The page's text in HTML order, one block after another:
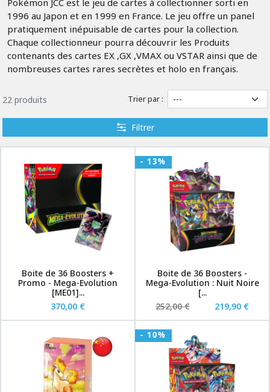
Pokémon JCC est le jeu de cartes à collectionner sorti en
1996 au Japon et en 1999 en France. Le jeu offre un panel
pratiquement inépuisable de cartes pour la collection.
Chaque collectionneur pourra découvrir les Produits
contenants des cartes EX ,GX ,VMAX ou VSTAR ainsi que de
nombreuses cartes rares secrètes et holo en français.
22 produits Trier par :
Filtrer
Boite de 36 Boosters +
Promo - Mega-Evolution
[ME01]...
370,00 €
- 13%
Boite de 36 Boosters -
Mega-Evolution : Nuit Noire
[...
252,00 €
219,90 €
- 10%